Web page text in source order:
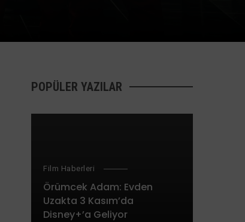
POPÜLER YAZILAR
Film Haberleri
Örümcek Adam: Evden
Uzakta 3 Kasım’da
Disney+’a Geliyor